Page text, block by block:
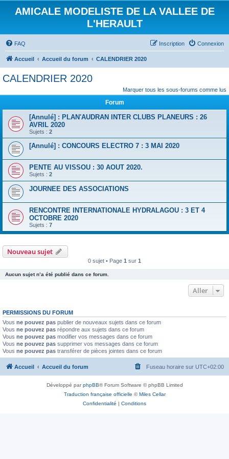
AMICALE MODELISTE DE LA VALLEE DE
L'HERAULT
FAQ Connexion
Inscription
Accueil Accueil du forum CALENDRIER 2020
CALENDRIER 2020
Marquer tous les sous-forums comme lus
Forum
[Annulé] : PLAN'AUDRAN INTER CLUBS PLANEURS : 26
AVRIL 2020
Sujets : 2
[Annulé] : CONCOURS ELECTRO 7 : 3 MAI 2020
PENTE AU VISSOU : 30 AOUT 2020.
Sujets : 2
JOURNEE DES ASSOCIATIONS
RENCONTRE INTERNATIONALE HYDRALAGOU : 3 ET 4
OCTOBRE 2020
Sujets : 7
Nouveau sujet
0 sujet • Page 1 sur 1
Aucun sujet n’a été publié dans ce forum.
Aller
PERMISSIONS DU FORUM
Vous ne pouvez pas publier de nouveaux sujets dans ce forum
Vous ne pouvez pas répondre aux sujets dans ce forum
Vous ne pouvez pas modifier vos messages dans ce forum
Vous ne pouvez pas supprimer vos messages dans ce forum
Vous ne pouvez pas transférer de pièces jointes dans ce forum
Accueil Accueil du forum Fuseau horaire sur UTC+02:00
Développé parphpBB® Forum Software © phpBB Limited
Traduction française officielle ©Miles Cellar
Confidentialité | Conditions